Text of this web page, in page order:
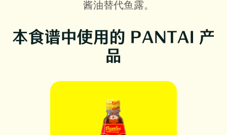
酱油替代鱼露。
本食谱中使用的 PANTAI 产
品